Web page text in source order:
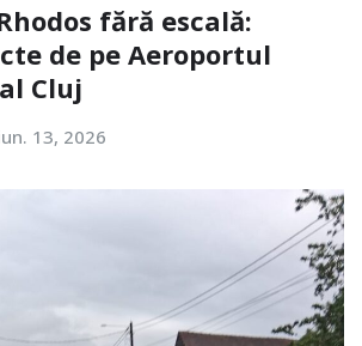
fără escală:
de pe Aeroportul
Cluj
13, 2026